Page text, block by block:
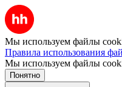
Мы используем файлы
Правила использования
Мы используем файлы
Понятно